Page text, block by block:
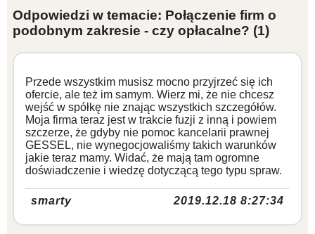
Odpowiedzi w temacie: Połączenie firm o
podobnym zakresie - czy opłacalne? (1)
Przede wszystkim musisz mocno przyjrzeć się ich
ofercie, ale też im samym. Wierz mi, że nie chcesz
wejść w spółkę nie znając wszystkich szczegółów.
Moja firma teraz jest w trakcie fuzji z inną i powiem
szczerze, że gdyby nie pomoc kancelarii prawnej
GESSEL, nie wynegocjowaliśmy takich warunków
jakie teraz mamy. Widać, że mają tam ogromne
doświadczenie i wiedzę dotyczącą tego typu spraw.
smarty 2019.12.18 8:27:34